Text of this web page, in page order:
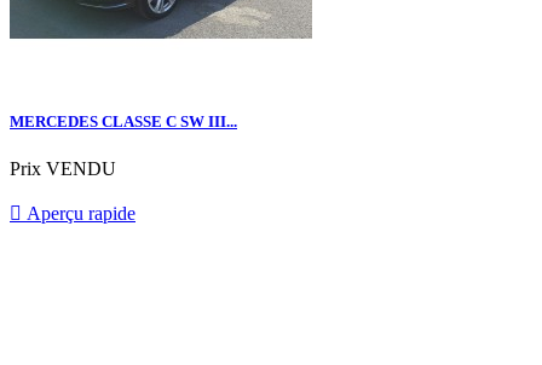
MERCEDES CLASSE C SW III...
Prix VENDU
 Aperçu rapide